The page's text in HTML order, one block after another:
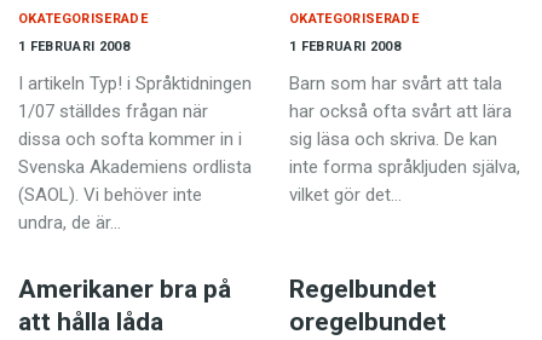
1 FEBRUARI 2008
OKATEGORISERADE
I artikeln Typ! i Språktidningen
1/07 ställdes frågan när
dissa och softa kommer in i
Svenska Akademiens ordlista
(SAOL). Vi behöver inte
undra, de är…
1 FEBRUARI 2008
OKATEGORISERADE
Barn som har svårt att tala
har också ofta svårt att lära
sig läsa och skriva. De kan
inte forma språkljuden själva,
vilket gör det…
Amerikaner bra på
att hålla låda
Regelbundet
oregelbundet